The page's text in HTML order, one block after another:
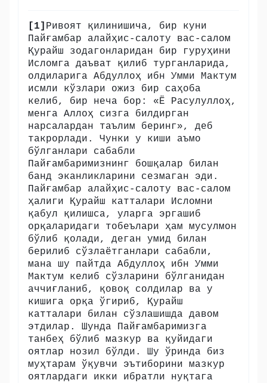
[1] Ривоят қилинишича, бир куни
Пайғамбар алайҳис-салоту вас-салом
Қурайш зодагонларидан бир гуруҳини
Исломга даъват қилиб турганларида,
олдиларига Абдуллоҳ ибн Умми Мактум
исмли кўзлари ожиз бир саҳоба
келиб, бир неча бор: «Ё Расулуллоҳ,
менга Аллоҳ сизга билдирган
нарсалардан таълим беринг», деб
такрорлади. Чунки у киши аъмо
бўлганлари сабабли
Пайғамбаримизнинг бошқалар билан
банд эканликларини сезмаган эди.
Пайғамбар алайҳис-салоту вас-салом
ҳалиги Қурайш катталари Исломни
қабул қилишса, уларга эргашиб
орқаларидаги тобеълари ҳам мусулмон
бўлиб қолади, деган умид билан
берилиб сўзлаётганлари сабабли,
мана шу пайтда Абдуллоҳ ибн Умми
Мактум келиб сўзларини бўлганидан
аччиғланиб, қовоқ солдилар ва у
кишига орқа ўгириб, Қурайш
катталари билан сўзлашишда давом
этдилар. Шунда Пайғамбаримизга
танбеҳ бўлиб мазкур ва қуйидаги
оятлар нозил бўлди. Шу ўринда биз
муҳтарам ўқувчи эътиборини мазкур
оятлардаги икки ибратли нуқтага